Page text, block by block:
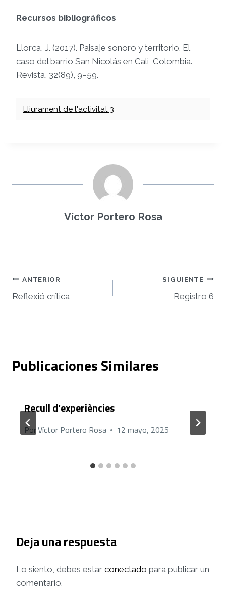
Recursos bibliográficos
Llorca, J. (2017). Paisaje sonoro y territorio. El
caso del barrio San Nicolás en Cali, Colombia.
Revista, 32(89), 9–59.
Lliurament de l'activitat 3
Víctor Portero Rosa
Navegación
de
ANTERIOR
Reflexió crítica
SIGUIENTE
Registro 6
Publicaciones Similares
Recull d’experiències
PorVíctor Portero Rosa 12 mayo, 2025
Deja una respuesta
Lo siento, debes estar conectado para publicar un
comentario.